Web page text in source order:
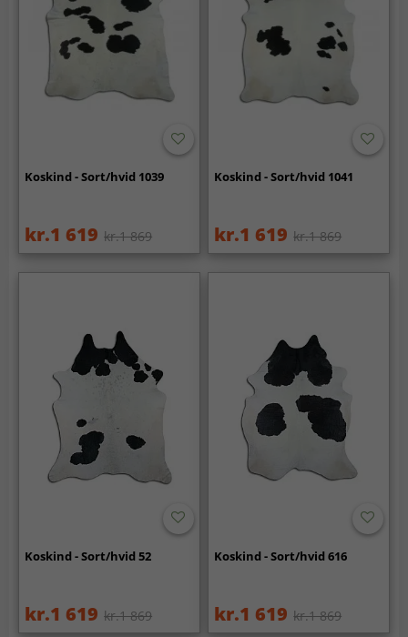
Koskind - Sort/hvid 1039
kr.1 619 kr.1 869
Koskind - Sort/hvid 1041
kr.1 619 kr.1 869
Koskind - Sort/hvid 52
kr.1 619 kr.1 869
Koskind - Sort/hvid 616
kr.1 619 kr.1 869